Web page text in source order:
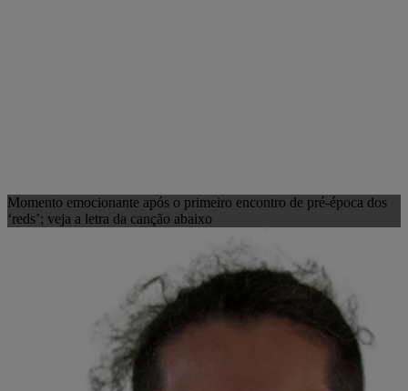
Momento emocionante após o primeiro encontro de pré-época dos
‘reds’; veja a letra da canção abaixo